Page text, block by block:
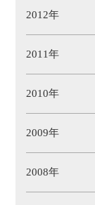
2012年
2011年
2010年
2009年
2008年